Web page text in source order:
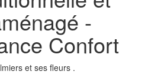
-
Confort
et ses fleurs .